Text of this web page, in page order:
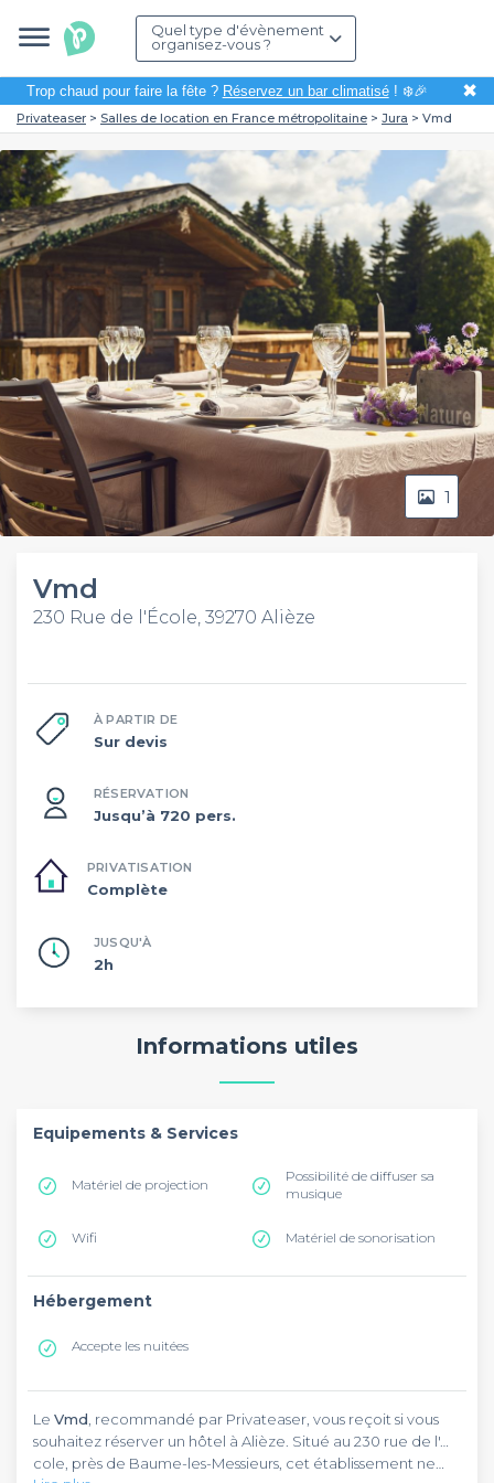
Quel type d'évènement
organisez-vous ?
Trop chaud pour faire la fête ? Réservez un bar climatisé! ❄️🎉 ✖
Privateaser Salles de location en France métropolitaine Jura Vmd
1
Vmd
230 Rue de l'École, 39270 Alièze
À PARTIR DE
Sur devis
RÉSERVATION
Jusqu’à 720 pers.
PRIVATISATION
Complète
JUSQU'À
2h
Informations utiles
Equipements & Services
Matériel de projection
Possibilité de diffuser sa
musique
Wifi Matériel de sonorisation
Hébergement
Accepte les nuitées
Le Vmd , recommandé par Privateaser, vous reçoit si vous
souhaitez réserver un hôtel à Alièze. Situé au 230 rue de l'…
cole, près de Baume-les-Messieurs, cet établissement ne